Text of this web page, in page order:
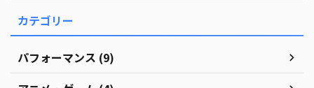
カテゴリー
パフォーマンス (9)